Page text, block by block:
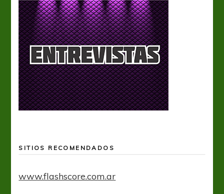
SITIOS RECOMENDADOS
www.flashscore.com.ar